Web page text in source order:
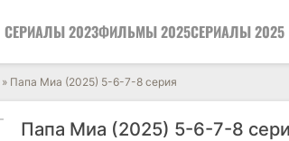
СЕРИАЛЫ 2023ФИЛЬМЫ 2025СЕРИАЛЫ 2025
» Папа Миа (2025) 5-6-7-8 серия
Папа Миа (2025) 5-6-7-8